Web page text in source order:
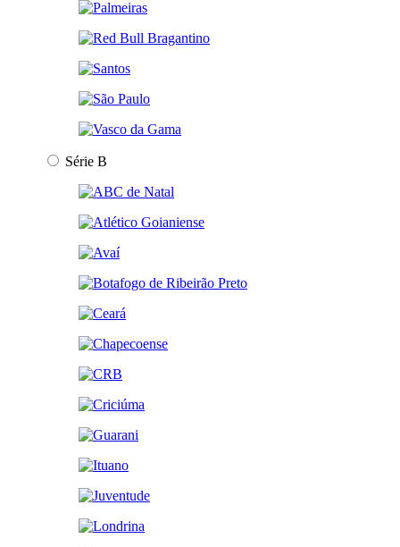
Série B